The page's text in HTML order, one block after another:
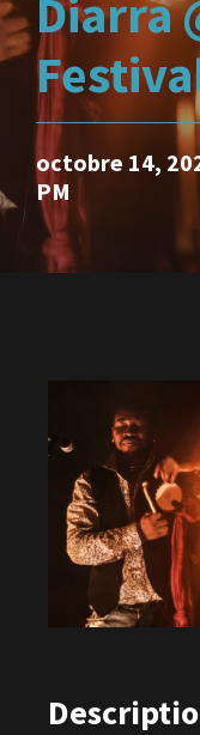
Diarra
octobre 14,
PM